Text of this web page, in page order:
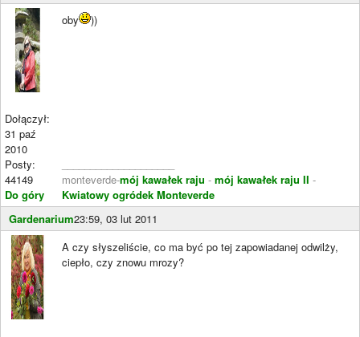
Dołączył:
31 paź
2010
Posty:
44149
Do góry
oby ))
monteverde-mój kawałek raju - mój kawałek raju II -
Kwiatowy ogródek Monteverde
Gardenarium23:59, 03 lut 2011
A czy słyszeliście, co ma być po tej zapowiadanej odwilży,
ciepło, czy znowu mrozy?